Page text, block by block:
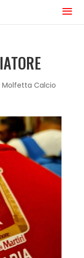
Molfetta Calcio